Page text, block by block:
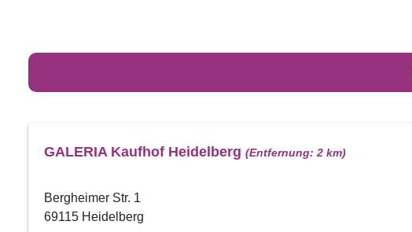
GALERIA Kaufhof Heidelberg (Entfernung: 2 km)
Bergheimer Str. 1
69115 Heidelberg